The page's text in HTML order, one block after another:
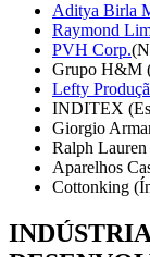
Aditya Birla
Raymond
PVH Corp.
Grupo H&M
Lefty
INDITEX
Giorgio
Ralph
Aparelhos
Cottonking